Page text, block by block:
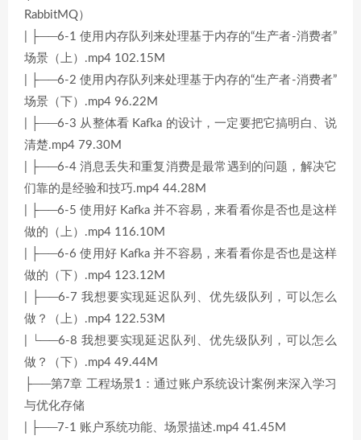
RabbitMQ）
| ├──6-1 使用内存队列来处理基于内存的“生产者-消费者”
场景（上）.mp4 102.15M
| ├──6-2 使用内存队列来处理基于内存的“生产者-消费者”
场景（下）.mp4 96.22M
| ├──6-3 从整体看 Kafka 的设计，一定要把它搞明白、说
清楚.mp4 79.30M
| ├──6-4 消息丢失和重复消费是最常遇到的问题，解决它
们靠的是经验和技巧.mp4 44.28M
| ├──6-5 使用好 Kafka 并不容易，来看看你是否也是这样
做的（上）.mp4 116.10M
| ├──6-6 使用好 Kafka 并不容易，来看看你是否也是这样
做的（下）.mp4 123.12M
| ├──6-7 我想要实现延迟队列、优先级队列，可以怎么
做？（上）.mp4 122.53M
| └──6-8 我想要实现延迟队列、优先级队列，可以怎么
做？（下）.mp4 49.44M
├──第7章 工程场景1：通过账户系统设计案例来深入学习
与优化存储
| ├──7-1 账户系统功能、场景描述.mp4 41.45M